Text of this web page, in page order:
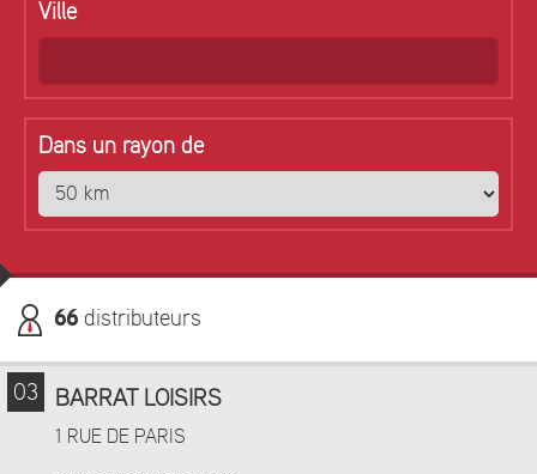
Ville
Dans un rayon de
66 distributeurs
03 BARRAT LOISIRS
1 RUE DE PARIS